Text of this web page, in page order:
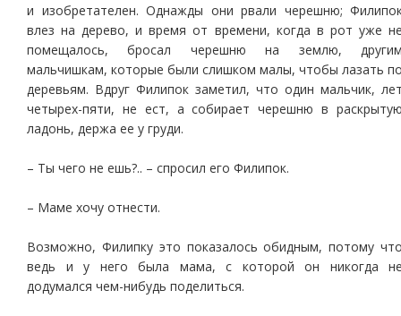
и изобретателен. Однажды они рвали черешню;
влез на дерево, и время от времени, когда в рот уже
помещалось, бросал черешню на землю,
мальчишкам, которые были слишком малы, чтобы лазать
деревьям. Вдруг Филипок заметил, что один мальчик,
четырех-пяти, не ест, а собирает черешню в
ладонь, держа ее у груди.
– Ты чего не ешь?.. – спросил его Филипок.
– Маме хочу отнести.
Возможно, Филипку это показалось обидным, потому
ведь и у него была мама, с которой он никогда
додумался чем-нибудь поделиться.